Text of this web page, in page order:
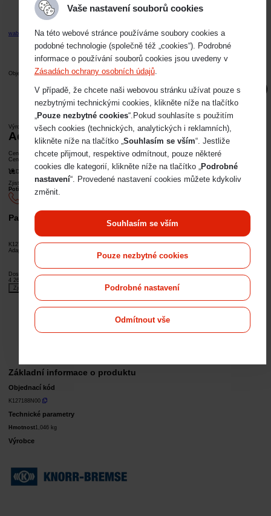
wabco@imps.cz
Objednací kódK127188N00
Výrobce
Adaptor Cable
Cena bez DPH 4 267Kč
Cena s DPH
Kč
Dostupnost na poptání
Zjistit dostupnost
Potřebujete pomoc s výběrem? Obraťte se na nás.
Parametry a specifikace
O produktu
K127188N00
Adaptor Cable
O produktu
Dostupnost na poptání
4 267
5 163
Zjistit dostupnost
Základní informace o produktu
Objednací kód
K127188N00
Technické parametry
Hmotnost1,046 kg
Výrobce
Vaše nastavení souborů cookies
Na této webové stránce používáme soubory cookies a
podobné technologie (společně též „cookies“). Podrobné
informace o používání souborů cookies jsou uvedeny v
Zásadách ochrany osobních údajů.
V případě, že chcete naši webovou stránku užívat pouze s
nezbytnými technickými cookies, klikněte níže na tlačítko
Pouze nezbytné cookies“.Pokud souhlasíte s použitím
všech cookies (technických, analytických i reklamních),
klikněte níže na tlačítko „ Souhlasím se vším“. Jestliže
chcete přijmout, respektive odmítnout, pouze některé
cookies dle kategorií, klikněte níže na tlačítko „ Podrobné
nastavení“. Provedené nastavení cookies můžete kdykoliv
změnit.
Souhlasím se vším
Pouze nezbytné cookies
Podrobné nastavení
Odmítnout vše